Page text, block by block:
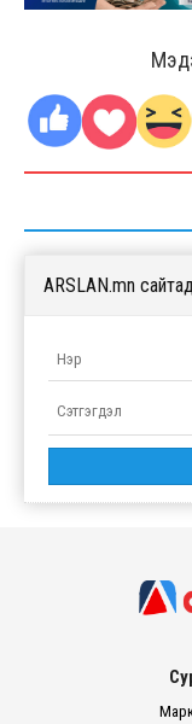
ARSLAN.mn